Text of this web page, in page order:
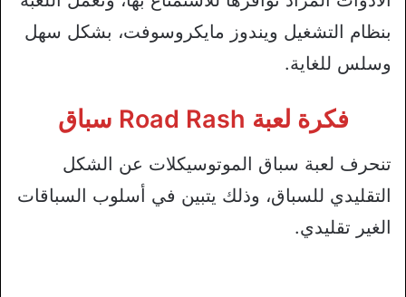
بنظام التشغيل ويندوز مايكروسوفت، بشكل سهل
وسلس للغاية.
فكرة لعبة Road Rash سباق
تنحرف لعبة سباق الموتوسيكلات عن الشكل
التقليدي للسباق، وذلك يتبين في أسلوب السباقات
الغير تقليدي.